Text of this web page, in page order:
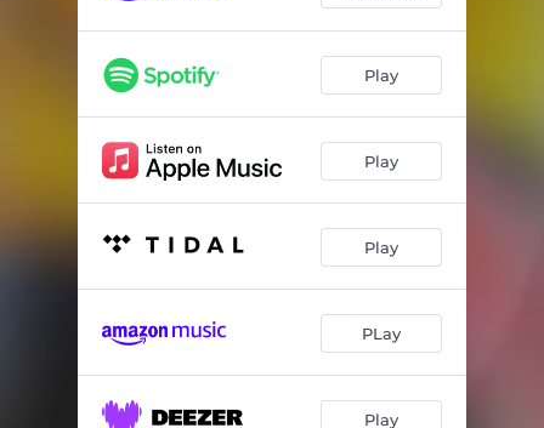
Play
Play
Play
PLay
Play